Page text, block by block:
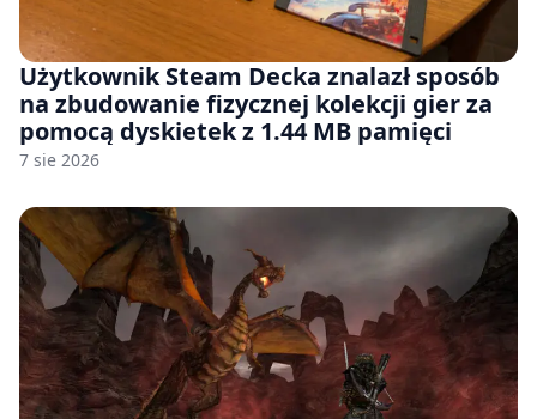
Użytkownik Steam Decka znalazł sposób
na zbudowanie fizycznej kolekcji gier za
pomocą dyskietek z 1.44 MB pamięci
7 sie 2026